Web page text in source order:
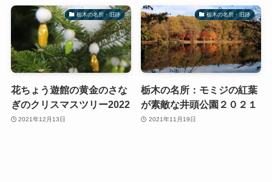
栃木の名所・旧跡
花ちょう遊館の黄金のさな
ぎのクリスマスツリー2022
2021年12月13日
栃木の名所・旧跡
栃木の名所：モミジの紅葉
が素敵な井頭公園２０２１
2021年11月19日